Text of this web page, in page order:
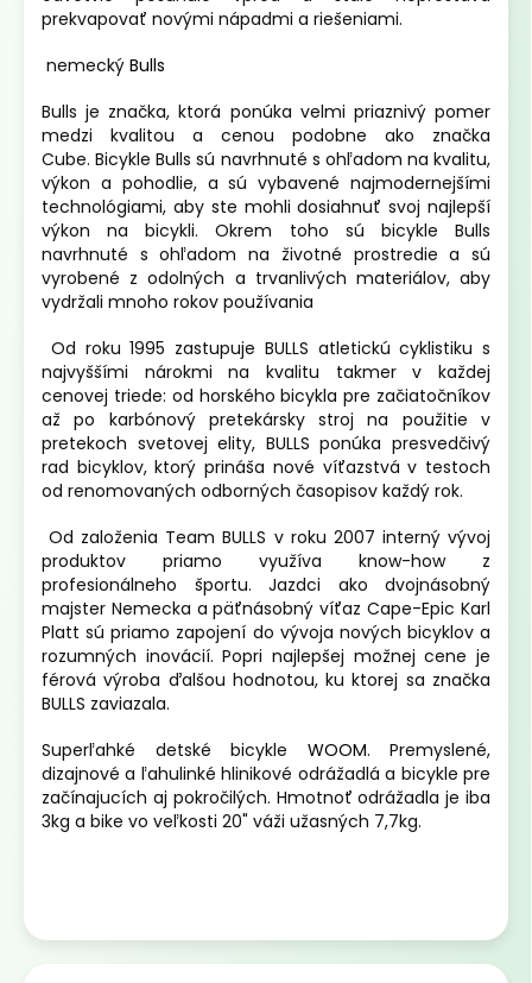
prekvapovať novými nápadmi a riešeniami.
nemecký Bulls
Bulls je značka, ktorá ponúka velmi priaznivý pomer
medzi kvalitou a cenou podobne ako značka
Cube. Bicykle Bulls sú navrhnuté s ohľadom na kvalitu,
výkon a pohodlie, a sú vybavené najmodernejšími
technológiami, aby ste mohli dosiahnuť svoj najlepší
výkon na bicykli. Okrem toho sú bicykle Bulls
navrhnuté s ohľadom na životné prostredie a sú
vyrobené z odolných a trvanlivých materiálov, aby
vydržali mnoho rokov používania
Od roku 1995 zastupuje BULLS atletickú cyklistiku s
najvyššími nárokmi na kvalitu takmer v každej
cenovej triede: od horského bicykla pre začiatočníkov
až po karbónový pretekársky stroj na použitie v
pretekoch svetovej elity, BULLS ponúka presvedčivý
rad bicyklov, ktorý prináša nové víťazstvá v testoch
od renomovaných odborných časopisov každý rok.
Od založenia Team BULLS v roku 2007 interný vývoj
produktov priamo využíva know-how z
profesionálneho športu. Jazdci ako dvojnásobný
majster Nemecka a päťnásobný víťaz Cape-Epic Karl
Platt sú priamo zapojení do vývoja nových bicyklov a
rozumných inovácií. Popri najlepšej možnej cene je
férová výroba ďalšou hodnotou, ku ktorej sa značka
BULLS zaviazala.
Superľahké detské bicykle WOOM. Premyslené,
dizajnové a ľahulinké hlinikové odrážadlá a bicykle pre
začínajucích aj pokročilých. Hmotnoť odrážadla je iba
3kg a bike vo veľkosti 20" váži užasných 7,7kg.